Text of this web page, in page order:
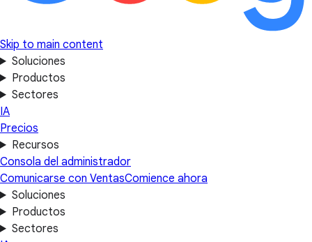
Skip to main content
Soluciones
Productos
Sectores
IA
Precios
Recursos
Consola del administrador
Comunicarse con VentasComience ahora
Soluciones
Productos
Sectores